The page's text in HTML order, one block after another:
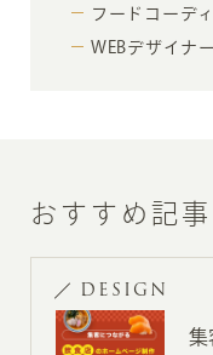
フードコーデ
WEBデザイナ
おすすめ記事
DESIGN
集